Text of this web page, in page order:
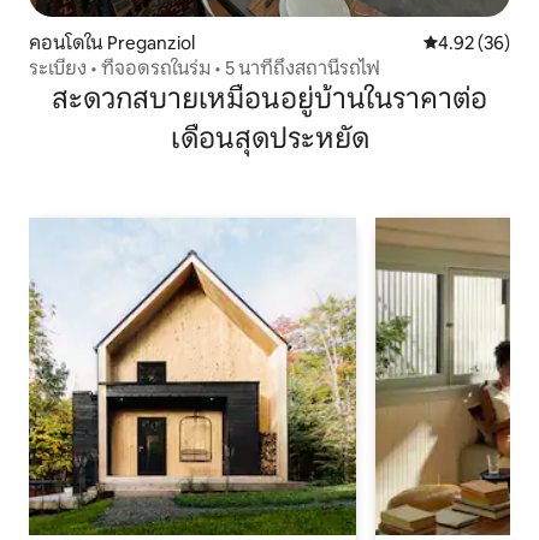
คอนโดใน Preganziol คะแนนเฉลี่ย
4.92 (36)
ระเบียง • ที่จอดรถในร่ม • 5 นาทีถึงสถานีรถไฟ
สะดวกสบายเหมือนอยู่บ้านในราคาต่อ
เดือนสุดประหยัด